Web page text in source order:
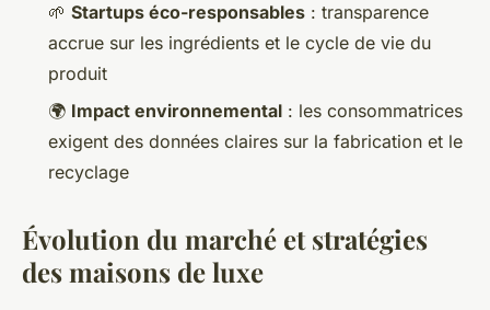
🌱 Startups éco-responsables : transparence
accrue sur les ingrédients et le cycle de vie du
produit
🌍 Impact environnemental : les consommatrices
exigent des données claires sur la fabrication et le
recyclage
Évolution du marché et stratégies
des maisons de luxe